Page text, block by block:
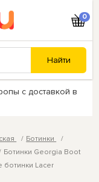
0
с доставкой в
Ботинки
Ботинки Georgia Boot
ботинки Lacer